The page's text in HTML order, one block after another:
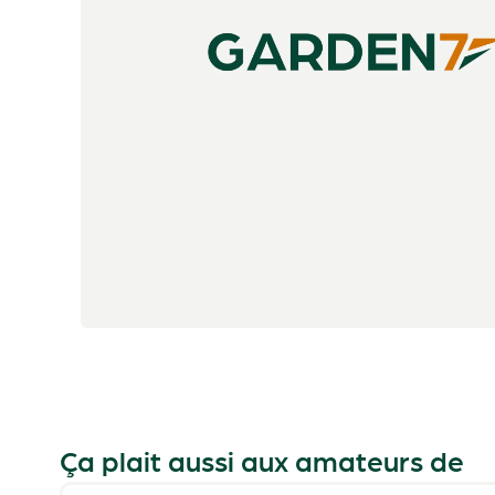
Ça plait aussi aux amateurs de